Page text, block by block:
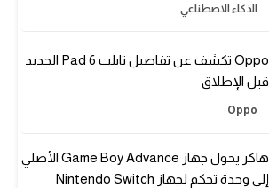
الذكاء الاصطناعي
Oppo تكشف عن تفاصيل تابلت Pad 6 الجديد
قبل الإطلاق
Oppo
هاكر يحول جهاز Game Boy Advance الأصلي
إلى وحدة تحكم لجهاز Nintendo Switch